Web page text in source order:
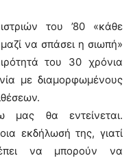
του ’80 «κάθε
να σπάσει η σιωπή»
του 30 χρόνια
με διαμορφωμένους
μας θα εντείνεται.
εκδήλωσή της, γιατί
να μπορούν να